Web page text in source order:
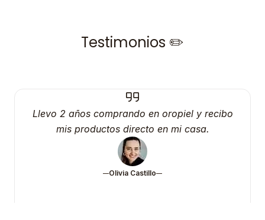
Testimonios ✏️
Llevo 2 años comprando en oropiel y recibo
mis productos directo en mi casa.
Olivia Castillo